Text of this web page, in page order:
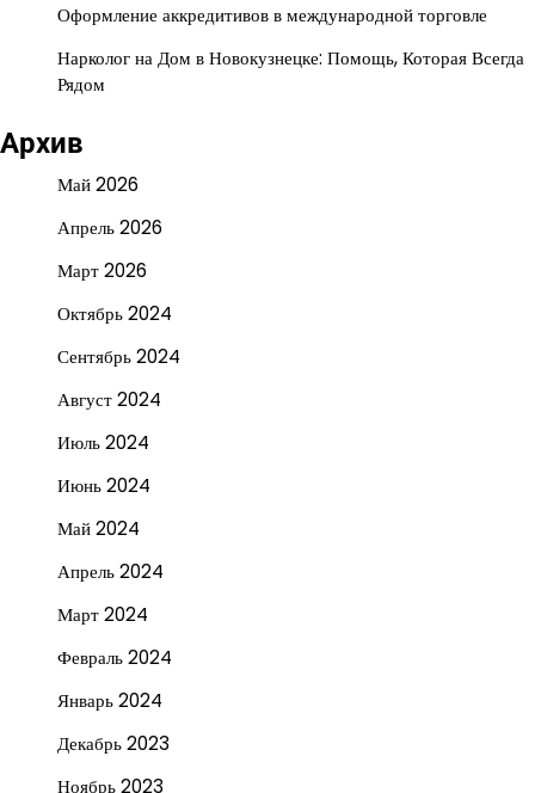
Оформление аккредитивов в международной торговле
Нарколог на Дом в Новокузнецке: Помощь, Которая Всегда
Рядом
Архив
Май 2026
Апрель 2026
Март 2026
Октябрь 2024
Сентябрь 2024
Август 2024
Июль 2024
Июнь 2024
Май 2024
Апрель 2024
Март 2024
Февраль 2024
Январь 2024
Декабрь 2023
Ноябрь 2023